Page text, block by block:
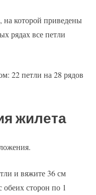
на которой приведены
рядах все петли
22 петли на 28 рядов
жилета
и вяжите 36 см
обеих сторон по 1